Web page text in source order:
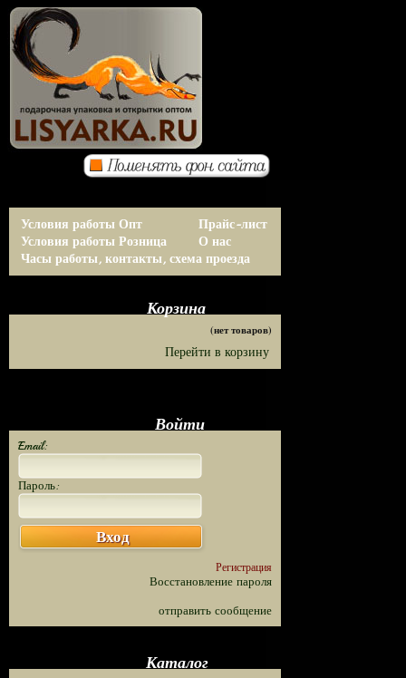
Условия работы Опт
Условия работы Розница
Прайс-лист
О нас
Часы работы, контакты, схема проезда
Корзина
(нет товаров)
Перейти в корзину
Войти
Email:
Пароль:
Вход
Регистрация
Восстановление пароля
отправить сообщение
Каталог